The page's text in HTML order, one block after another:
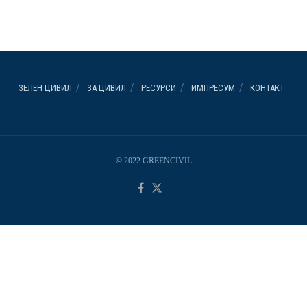
ЗЕЛЕН ЦИВИЛ ЗА ЦИВИЛ РЕСУРСИ ИМПРЕСУМ КОНТАКТ
© 2022 GREENCIVIL